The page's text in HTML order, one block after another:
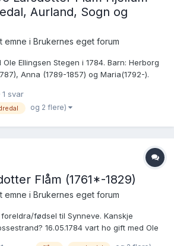
Aurland, Sogn og
emne i Brukernes eget forum
Ellingsen Stegen i 1784. Barn: Herborg
Anna (1789-1857) og Maria(1792-).
Ministerialbok nr. A 4, 1756-1801, s. 224
(digitalarkivet.no)...
1 svar
og 2 flere)
Flåm (1761*-1829)
emne i Brukernes eget forum
fødsel til Synneve. Kanskje
16.05.1784 vart ho gift med Ole